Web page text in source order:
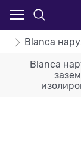
Blanca
Blanca